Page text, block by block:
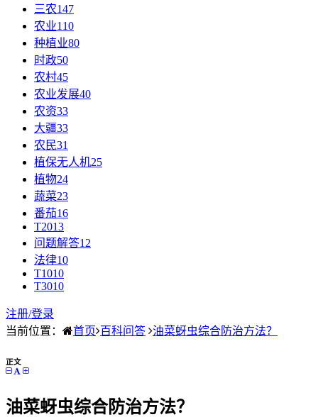
三农147
农业110
种植业80
时政50
农村45
农业发展40
农资33
大疆33
农民31
植保无人机25
植物24
蔬菜23
番茄16
T2013
问题解答12
法律10
T1010
T3010
注册/登录
当前位置：
首页 百科问答 油菜蚜虫综合防治方法？
正文
油菜蚜虫综合防治方法？